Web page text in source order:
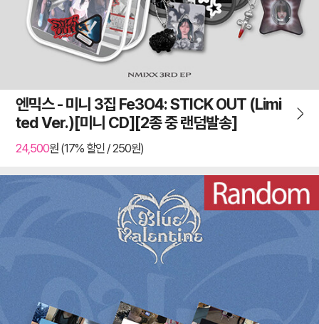
엔믹스 - 미니 3집 Fe3O4: STICK OUT (Limi
ted Ver.)[미니 CD][2종 중 랜덤발송]
24,500원 (17% 할인 / 250원)